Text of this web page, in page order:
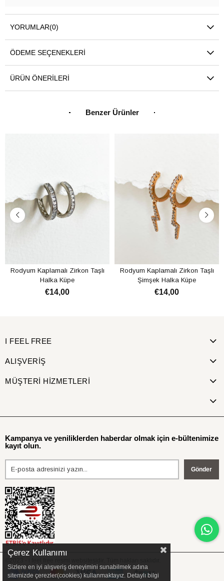
YORUMLAR(0)
ÖDEME SEÇENEKLERI
ÜRÜN ÖNERILERI
Benzer Ürünler
Rodyum Kaplamalı Zirkon Taşlı
Halka Küpe
€14,00
Rodyum Kaplamalı Zirkon Taşlı
Şimşek Halka Küpe
€14,00
I FEEL FREE
ALIŞVERİŞ
MÜŞTERİ HİZMETLERİ
Kampanya ve yeniliklerden haberdar olmak için e-bültenimize
kayıt olun.
Gönder
Çerez Kullanımı
Sizlere en iyi alışveriş deneyimini sunabilmek adına
sitemizde çerezler(cookies) kullanmaktayız. Detaylı bilgi